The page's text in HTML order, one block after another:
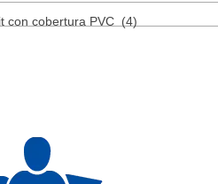
con cobertura PVC (4)